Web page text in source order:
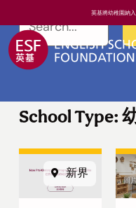
英基將幼稚園納
School Type:
新界
圖
關於英基